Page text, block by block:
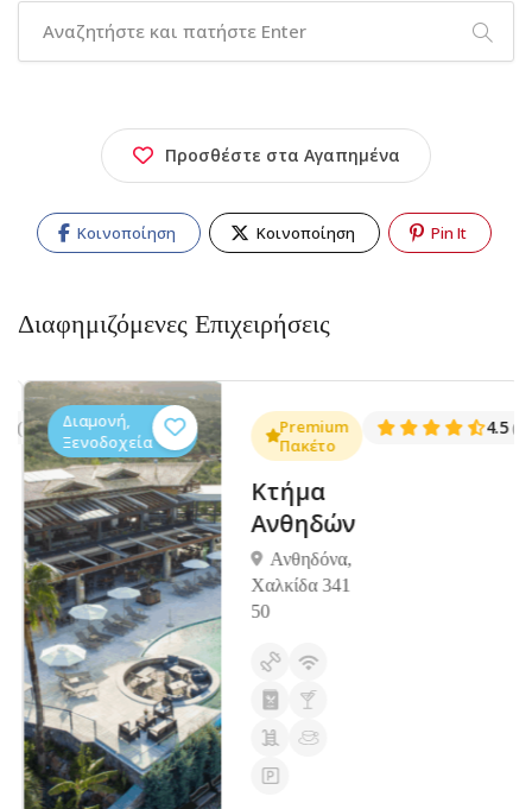
Προσθέστε στα Αγαπημένα
Κοινοποίηση Κοινοποίηση Pin It
Διαφημιζόμενες Επιχειρήσεις
(1381)
Διαμονή,
Ξενοδοχεία
Premium
Πακέτο
Κτήμα
Ανθηδών
Ανθηδόνα,
Χαλκίδα 341
50
4.5